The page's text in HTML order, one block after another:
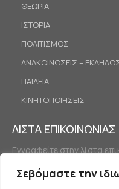
Σεβόμαστε την
ΘΕΩΡΙΑ
ΙΣΤΟΡΙΑ
ΠΟΛΙΤΙΣΜΟΣ
ΑΝΑΚΟΙΝΩΣΕΙΣ –
ΠΑΙΔΕΙΑ
ΚΙΝΗΤΟΠΟΙΗΣΕΙΣ
ΛΙΣΤΑ ΕΠΙΚΟΙΝΩΝΙΑΣ
Εγγραφείτε στην λίστα